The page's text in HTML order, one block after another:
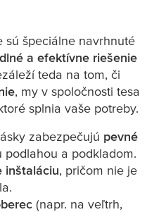
sú špeciálne navrhnuté
a efektívne riešenie
teda na tom, či
, my v spoločnosti tesa
splnia vaše potreby.
zabezpečujú pevné
a podkladom.
inštaláciu, pričom nie je
(napr. na veľtrh,